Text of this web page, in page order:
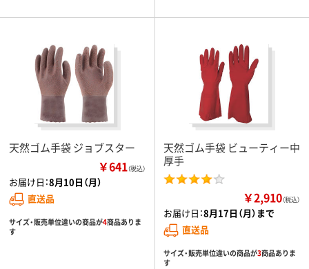
天然ゴム手袋 ジョブスター
￥641（税込）
お届け日：8月10日（月）
直送品
サイズ・販売単位違いの商品が4商品ありま
す
天然ゴム手袋 ビューティー中
厚手
￥2,910（税込）
お届け日：8月17日（月）まで
直送品
サイズ・販売単位違いの商品が3商品ありま
す